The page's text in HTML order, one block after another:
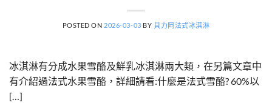
POSTED ON 2026-03-03 BY 貝力岡法式冰淇淋
冰淇淋有分成水果雪酪及鮮乳冰淇淋兩大類，在另篇文章中
有介紹過法式水果雪酪，詳細請看:什麼是法式雪酪? 60%以
[…]